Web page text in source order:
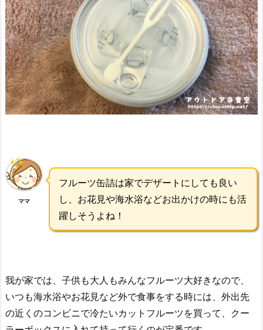
ママ
フルーツ缶詰は家でデザートにしても良い
し、お花見や海水浴などお出かけの時にも活
躍しそうよね！
我が家では、子供も大人もみんなフルーツ大好きなので、
いつも海水浴やお花見など外で食事をする時には、外出先
の近くのコンビニで冷たいカットフルーツを買って、クー